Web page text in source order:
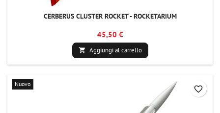
CERBERUS CLUSTER ROCKET - ROCKETARIUM
45,50 €
 Aggiungi al carrello
Nuovo
favorite_border